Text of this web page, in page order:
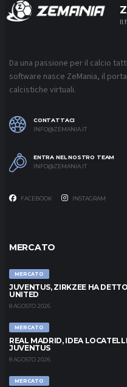
Il
Da una passione per il calcio
software nasce ZeMania, il
calcistiche virtuali.
CONTATTACI
INFO@ZEMANIA.IT
ENTRA NEL NOSTRO TEAM
INFO@ZEMANIA.IT
FACEBOOK INSTAGRAM
MERCATO
MERCATO
JUVENTUS, ZIRKZEE HA
UNITED
8 AGOSTO 2026
MERCATO
REAL MADRID, IDEA
JUVENTUS
8 AGOSTO 2026
MERCATO